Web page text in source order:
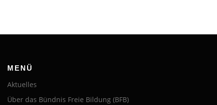
MENÜ
Aktuelles
Über das Bündnis Freie Bildung (BFB)